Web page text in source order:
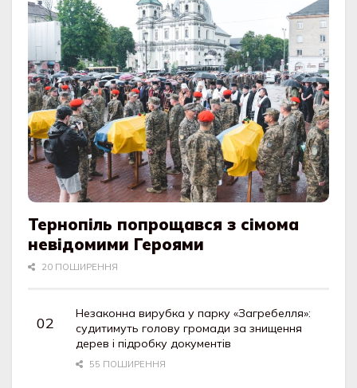
Тернопіль попрощався з сімома
невідомими Героями
20 ПОШИРЕННЯ
Незаконна вирубка у парку «Загребелля»:
судитимуть голову громади за знищення
дерев і підробку документів
55 ПОШИРЕННЯ